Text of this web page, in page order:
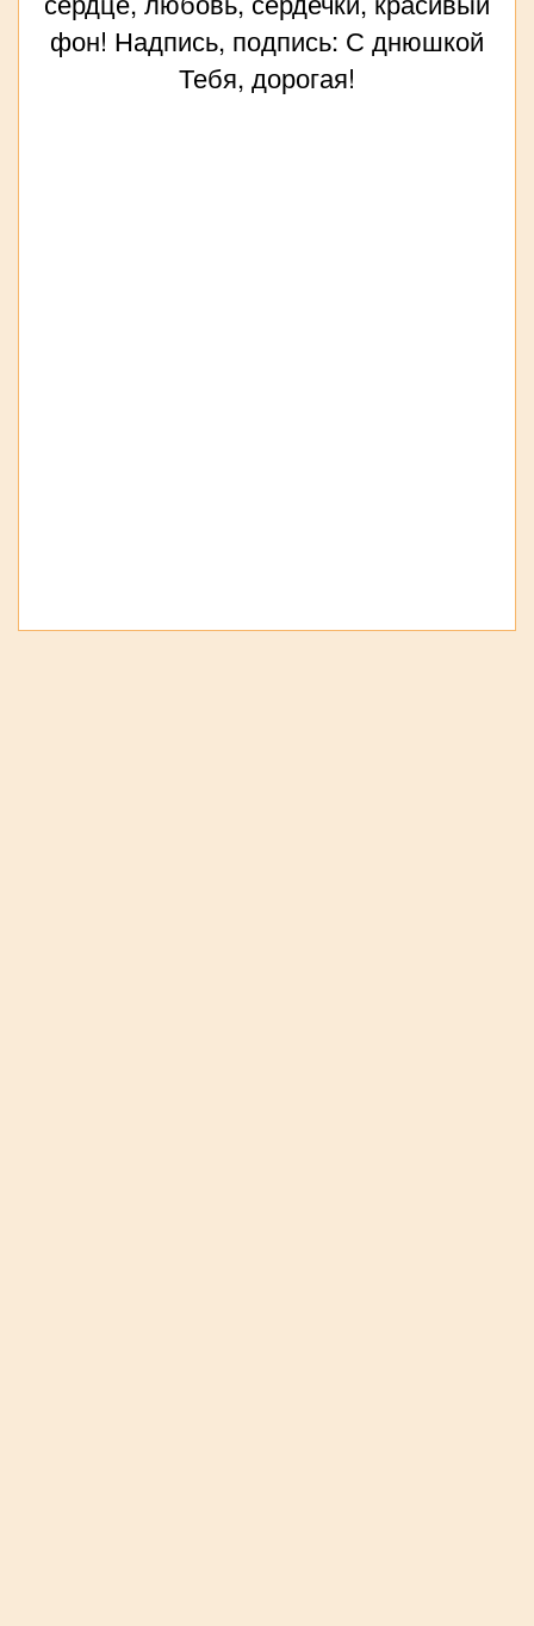
фон! Надпись, подпись: С днюшкой
Тебя, дорогая!